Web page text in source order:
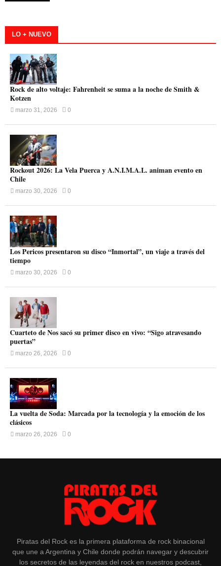
LO + NUEVO
Rock de alto voltaje: Fahrenheit se suma a la noche de Smith &
Kotzen
marzo 31, 2026 0
Rockout 2026: La Vela Puerca y A.N.I.M.A.L. animan evento en
Chile
marzo 30, 2026 0
Los Pericos presentaron su disco “Inmortal”, un viaje a través del
tiempo
marzo 30, 2026 0
Cuarteto de Nos sacó su primer disco en vivo: “Sigo atravesando
puertas”
marzo 26, 2026 0
La vuelta de Soda: Marcada por la tecnología y la emoción de los
clásicos
marzo 26, 2026 0
Piratas del Rock es la primera plataforma de rock binacional
que une a Argentina y Chile donde podrán navegar y descubrir
los secretos de las leyendas del rock en nuestros podcast,